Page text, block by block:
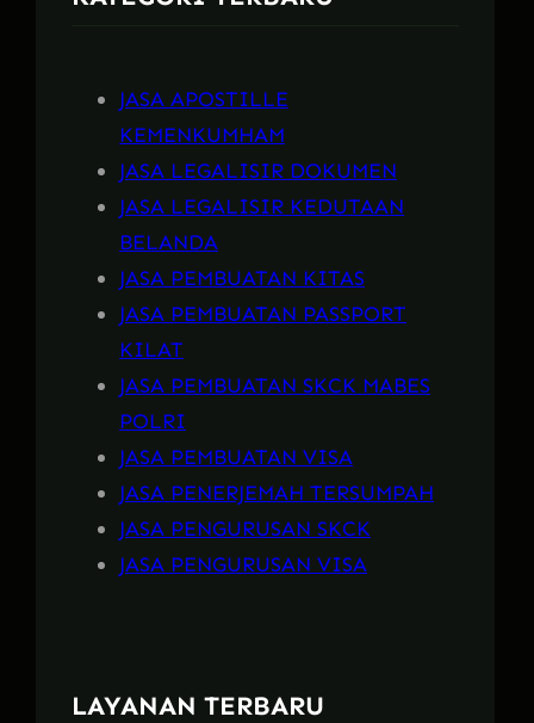
JASA APOSTILLE
KEMENKUMHAM
JASA LEGALISIR DOKUMEN
JASA LEGALISIR KEDUTAAN
BELANDA
JASA PEMBUATAN KITAS
JASA PEMBUATAN PASSPORT
KILAT
JASA PEMBUATAN SKCK MABES
POLRI
JASA PEMBUATAN VISA
JASA PENERJEMAH TERSUMPAH
JASA PENGURUSAN SKCK
JASA PENGURUSAN VISA
LAYANAN TERBARU